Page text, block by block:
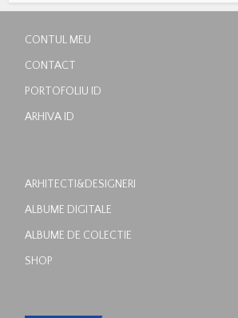
CONTUL MEU
CONTACT
PORTOFOLIU ID
ARHIVA ID
ARHITECTI&DESIGNERI
ALBUME DIGITALE
ALBUME DE COLECTIE
SHOP